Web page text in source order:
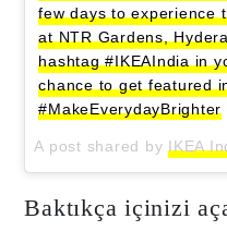
few days to experience
at NTR Gardens,
hashtag #IKEAIndia in
chance to get featured
#MakeEverydayBrighter
A post shared by IKEA
Baktıkça içinizi